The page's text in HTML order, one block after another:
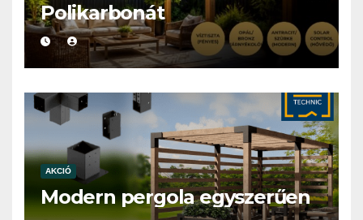
Polikarbonát
AKCIÓ
Modern pergola egyszerűen